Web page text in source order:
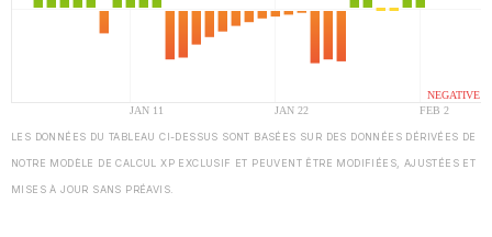
LES DONNÉES DU TABLEAU CI-DESSUS SONT BASÉES SUR DES DONNÉES DÉRIVÉES DE
NOTRE MODÈLE DE CALCUL XP EXCLUSIF ET PEUVENT ÊTRE MODIFIÉES, AJUSTÉES ET
MISES À JOUR SANS PRÉAVIS.